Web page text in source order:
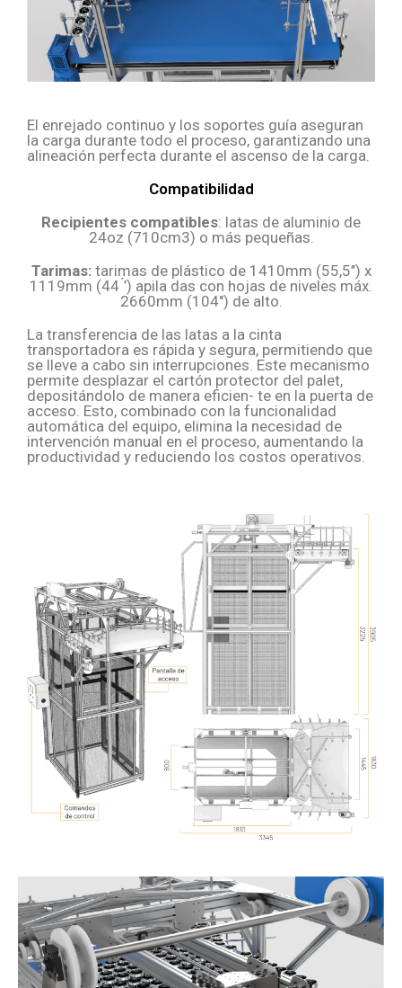
El enrejado continuo y los soportes guía aseguran
la carga durante todo el proceso, garantizando una
alineación perfecta durante el ascenso de la carga.
Compatibilidad
Recipientes compatibles: latas de aluminio de
24oz (710cm3) o más pequeñas.
Tarimas:tarimas de plástico de 1410mm (55,5’’) x
1119mm (44 ́’) apila das con hojas de niveles máx.
2660mm (104") de alto.
La transferencia de las latas a la cinta
transportadora es rápida y segura, permitiendo que
se lleve a cabo sin interrupciones. Este mecanismo
permite desplazar el cartón protector del palet,
depositándolo de manera eficien- te en la puerta de
acceso. Esto, combinado con la funcionalidad
automática del equipo, elimina la necesidad de
intervención manual en el proceso, aumentando la
productividad y reduciendo los costos operativos.